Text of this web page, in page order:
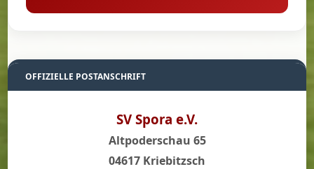
OFFIZIELLE POSTANSCHRIFT
SV Spora e.V.
Altpoderschau 65
04617 Kriebitzsch